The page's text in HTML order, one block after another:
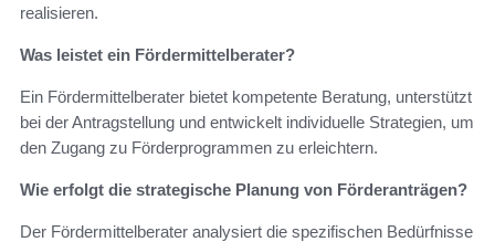
realisieren.
Was leistet ein Fördermittelberater?
Ein Fördermittelberater bietet kompetente Beratung, unterstützt
bei der Antragstellung und entwickelt individuelle Strategien, um
den Zugang zu Förderprogrammen zu erleichtern.
Wie erfolgt die strategische Planung von Förderanträgen?
Der Fördermittelberater analysiert die spezifischen Bedürfnisse